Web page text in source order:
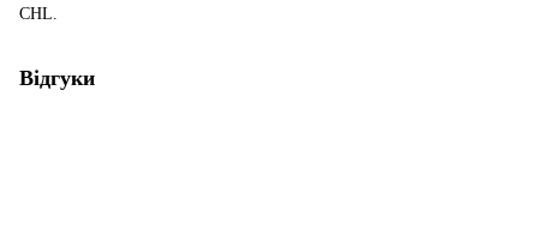
CHL.
Відгуки